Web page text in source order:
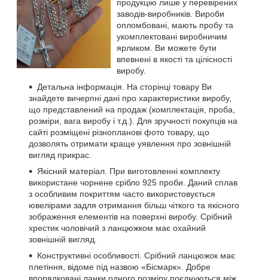
продукцію лише у перевірених
заводів-виробників. Вироби
опломбовані, мають пробу та
укомплектовані виробничим
ярликом. Ви можете бути
впевнені в якості та цілісності
виробу.
Детальна інформація. На сторінці товару Ви
знайдете вичерпні дані про характеристики виробу,
що представлений на продаж (комплектація, проба,
розміри, вага виробу і т.д.). Для зручності покупців на
сайті розміщені різнопланові фото товару, що
дозволять отримати краще уявлення про зовнішній
вигляд прикрас.
Якісний матеріал. При виготовленні комплекту
використане чорнене срібло 925 проби. Даний сплав
з особливим покриттям часто використовується
ювелірами задля отримання більш чіткого та якісного
зображення елементів на поверхні виробу. Срібний
хрестик чоловічий з ланцюжком має охайний
зовнішній вигляд.
Конструктивні особливості. Срібний ланцюжок має
плетіння, відоме під назвою «Бісмарк». Добре